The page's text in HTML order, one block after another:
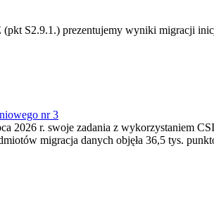
S2.9.1.) prezentujemy wyniki migracji
nr 3
2026 r. swoje zadania z wykorzystaniem
migracja danych objęła 36,5 tys.